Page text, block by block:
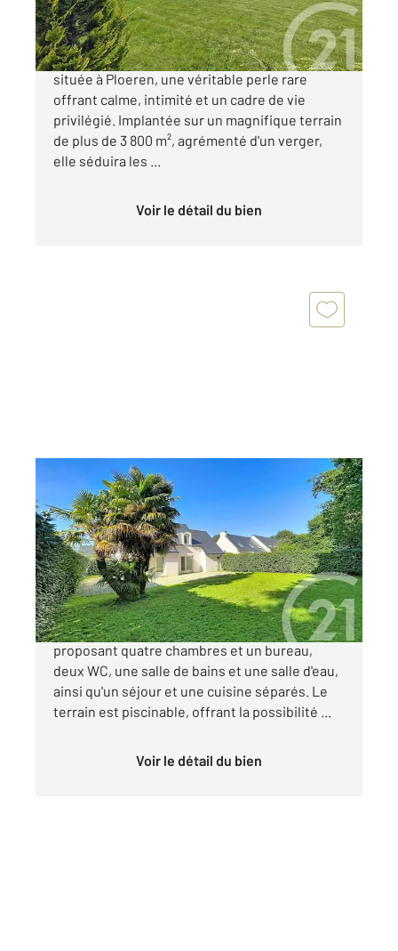
Découvrez cette superbe maison d'architecte
située à Ploeren, une véritable perle rare
offrant calme, intimité et un cadre de vie
privilégié. Implantée sur un magnifique terrain
de plus de 3 800 m², agrémenté d'un verger,
elle séduira les ...
Voir le détail du bien
PLOEREN 56
110 m2, 6 pièces
Ref : 1414
Maison à vendre
422 300 €
Maison de 110m² habitable (120 m2 au sol),
proposant quatre chambres et un bureau,
deux WC, une salle de bains et une salle d'eau,
ainsi qu'un séjour et une cuisine séparés. Le
terrain est piscinable, offrant la possibilité ...
Voir le détail du bien